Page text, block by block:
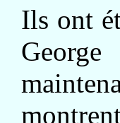
Ils ont